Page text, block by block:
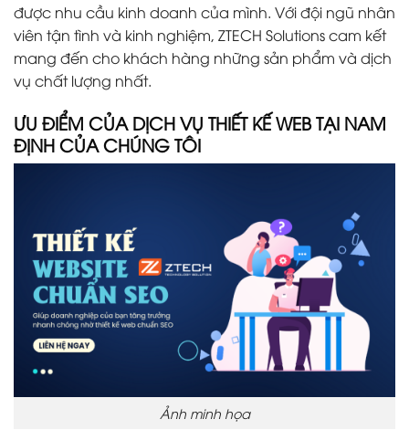
được nhu cầu kinh doanh của mình. Với đội ngũ nhân
viên tận tình và kinh nghiệm, ZTECH Solutions cam kết
mang đến cho khách hàng những sản phẩm và dịch
vụ chất lượng nhất.
ƯU ĐIỂM CỦA DỊCH VỤ THIẾT KẾ WEB TẠI NAM
ĐỊNH CỦA CHÚNG TÔI
Ảnh minh họa